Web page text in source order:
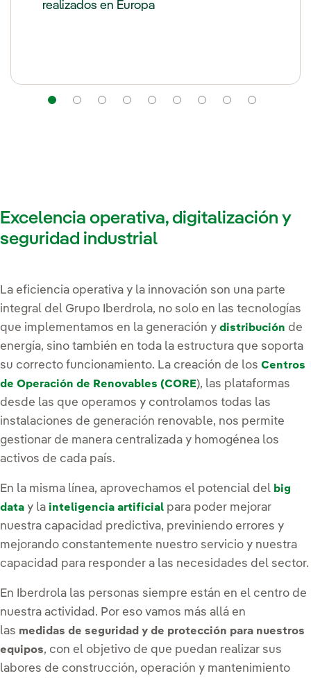
realizados en Europa
NavegaciónNavegaciónNavegaciónNavegaciónNavegaciónNavegaciónNavegación
Excelencia operativa, digitalización y
seguridad industrial
La eficiencia operativa y la innovación son una parte
integral del Grupo Iberdrola, no solo en las tecnologías
que implementamos en la generación y distribución de
energía, sino también en toda la estructura que soporta
su correcto funcionamiento. La creación de los Centros
de Operación de Renovables (CORE), las plataformas
desde las que operamos y controlamos todas las
instalaciones de generación renovable, nos permite
gestionar de manera centralizada y homogénea los
activos de cada país.
En la misma línea, aprovechamos el potencial del big
data y la inteligencia artificial para poder mejorar
nuestra capacidad predictiva, previniendo errores y
mejorando constantemente nuestro servicio y nuestra
capacidad para responder a las necesidades del sector.
En Iberdrola las personas siempre están en el centro de
nuestra actividad. Por eso vamos más allá en
las medidas de seguridad y de protección para nuestros
equipos, con el objetivo de que puedan realizar sus
labores de construcción, operación y mantenimiento